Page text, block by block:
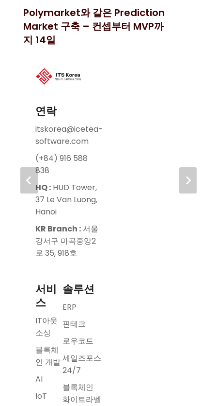
Polymarket와 같은 Prediction
Market 구축 – 컨셉부터 MVP까
지 14일
연락
itskorea@icetea-
software.com
(+84) 916 588
838
HQ : HUD Tower,
37 Le Van Luong,
Hanoi
KR Branch : 서울
강서구 마곡중앙2
로 35, 918호
서비
스
IT아웃
소싱
블록체
인 개발
AI
IoT
솔루션
ERP
핀테크
로우코드
세일즈포스
24/7
블록체인
화이트라벨